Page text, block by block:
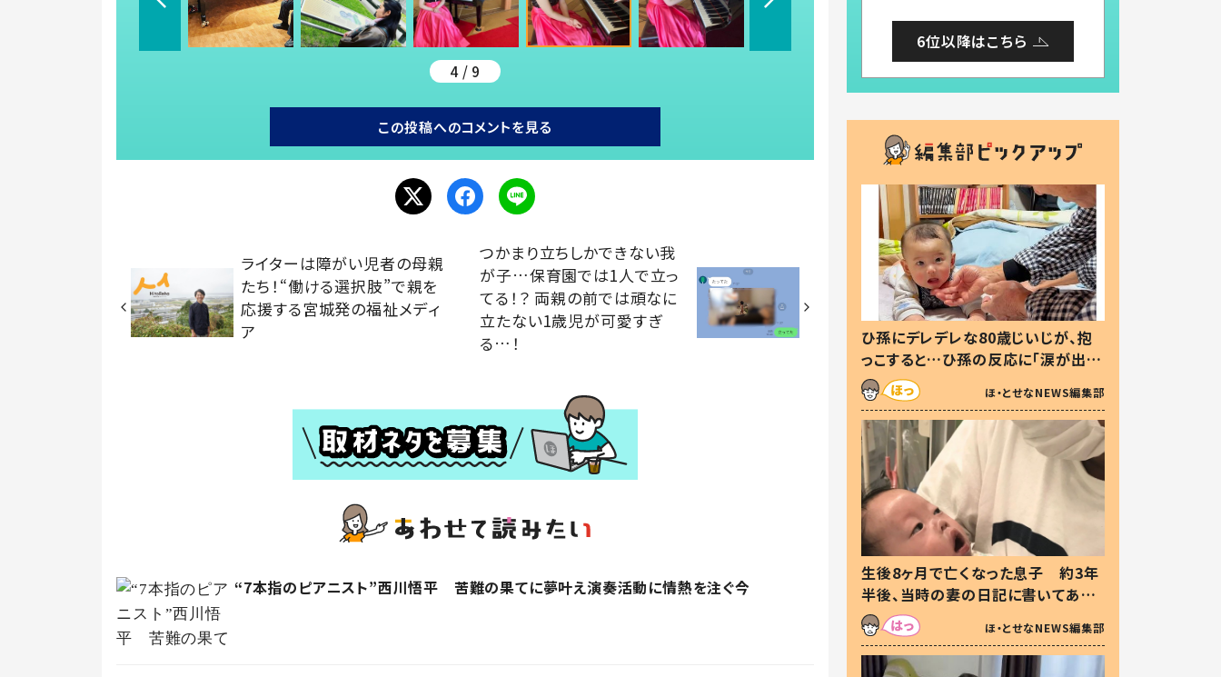
4 / 9
この投稿へのコメントを見る
ライターは障がい児者の母親
たち！“働ける選択肢”で親を
応援する宮城発の福祉メディ
ア
つかまり立ちしかできない我
が子…保育園では1人で立っ
てる！？ 両親の前では頑なに
立たない1歳児が可愛すぎ
る…！
“7本指のピアニスト”西川悟平 苦難の果てに夢叶え演奏活動に情熱を注ぐ今
6位以降はこちら
ひ孫にデレデレな80歳じいじが、抱
っこすると…ひ孫の反応に「涙が出ま
した」「可愛くて仕方ない」
ほ・とせなNEWS編集部
生後8ヶ月で亡くなった息子 約3年
半後、当時の妻の日記に書いてあっ
た本音とは
ほ・とせなNEWS編集部